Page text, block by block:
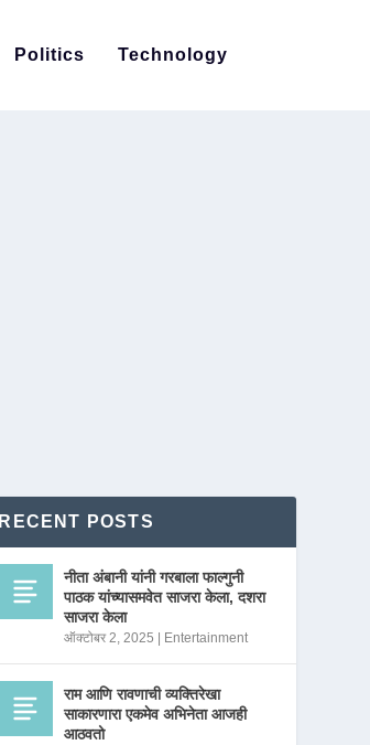
Politics Technology
RECENT POSTS
नीता अंबानी यांनी गरबाला फाल्गुनी
पाठक यांच्यासमवेत साजरा केला, दशरा
साजरा केला
ऑक्टोबर 2, 2025 Entertainment
राम आणि रावणाची व्यक्तिरेखा
साकारणारा एकमेव अभिनेता आजही
आठवतो